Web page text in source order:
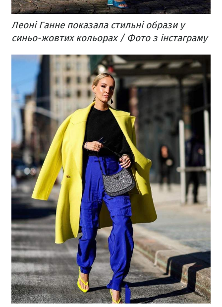
Леоні Ганне показала стильні образи у
синьо-жовтих кольорах / Фото з інстаграму